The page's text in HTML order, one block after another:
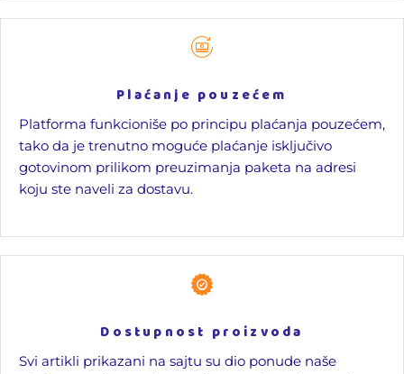
Plaćanje pouzećem
Platforma funkcioniše po principu plaćanja pouzećem,
tako da je trenutno moguće plaćanje isključivo
gotovinom prilikom preuzimanja paketa na adresi
koju ste naveli za dostavu.
Dostupnost proizvoda
Svi artikli prikazani na sajtu su dio ponude naše